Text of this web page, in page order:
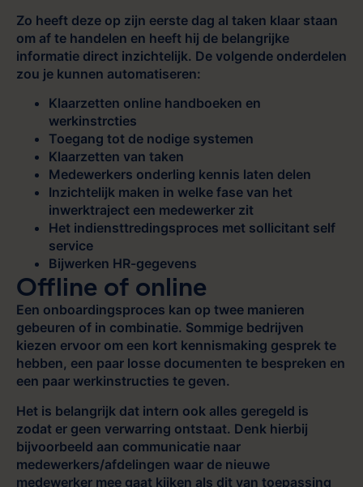
Zo heeft deze op zijn eerste dag al taken klaar staan
om af te handelen en heeft hij de belangrijke
informatie direct inzichtelijk. De volgende onderdelen
zou je kunnen automatiseren:
Klaarzetten online handboeken en
werkinstrcties
Toegang tot de nodige systemen
Klaarzetten van taken
Medewerkers onderling kennis laten delen
Inzichtelijk maken in welke fase van het
inwerktraject een medewerker zit
Het indiensttredingsproces met sollicitant self
service
Bijwerken HR-gegevens
Offline of online
Een onboardingsproces kan op twee manieren
gebeuren of in combinatie. Sommige bedrijven
kiezen ervoor om een kort kennismaking gesprek te
hebben, een paar losse documenten te bespreken en
een paar werkinstructies te geven.
Het is belangrijk dat intern ook alles geregeld is
zodat er geen verwarring ontstaat. Denk hierbij
bijvoorbeeld aan communicatie naar
medewerkers/afdelingen waar de nieuwe
medewerker mee gaat kijken als dit van toepassing